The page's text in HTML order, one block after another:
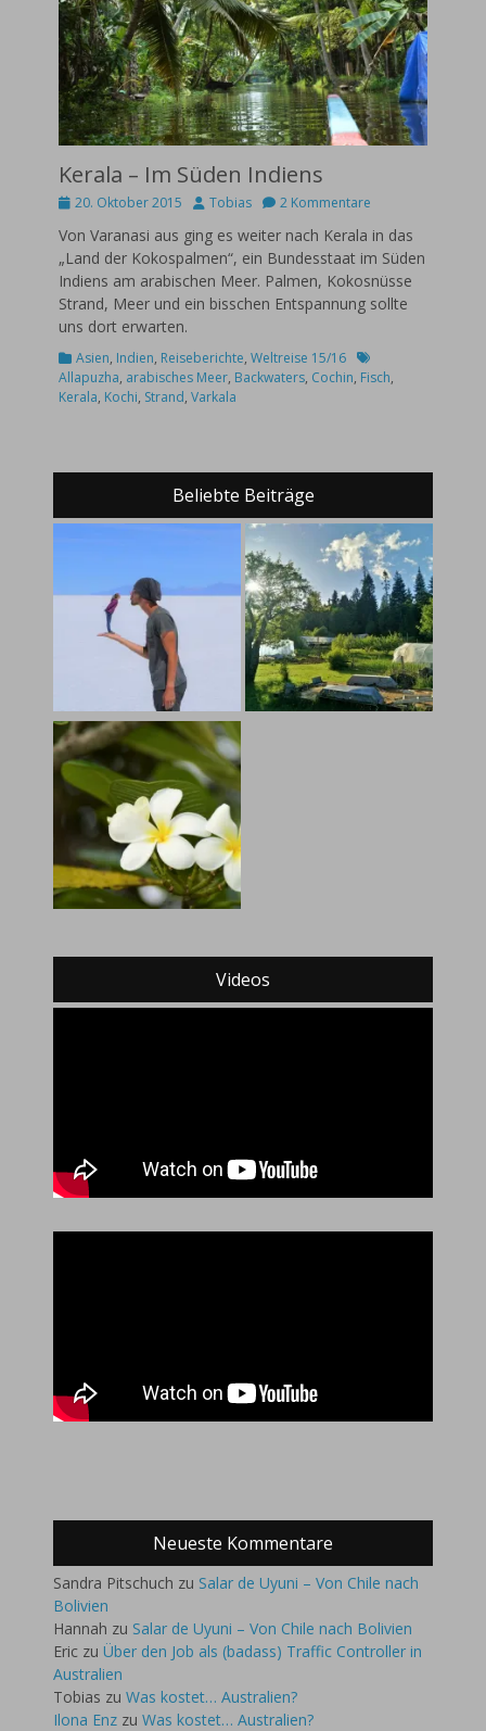
Kerala – Im Süden Indiens
Posted
20. Oktober 2015 AutorTobias 2 Kommentare
Von Varanasi aus ging es weiter nach Kerala in das
„Land der Kokospalmen“, ein Bundesstaat im Süden
Indiens am arabischen Meer. Palmen, Kokosnüsse
Strand, Meer und ein bisschen Entspannung sollte
uns dort erwarten.
Kategorien
Asien, Indien, Reiseberichte, Weltreise 15/16 Schlagworte
Allapuzha, arabisches Meer, Backwaters, Cochin, Fisch,
Kerala, Kochi, Strand, Varkala
Beliebte Beiträge
Videos
Neueste Kommentare
Sandra Pitschuch zu Salar de Uyuni – Von Chile nach
Bolivien
Hannah zu Salar de Uyuni – Von Chile nach Bolivien
Eric zu Über den Job als (badass) Traffic Controller in
Australien
Tobias zu Was kostet… Australien?
Ilona Enz zu Was kostet… Australien?